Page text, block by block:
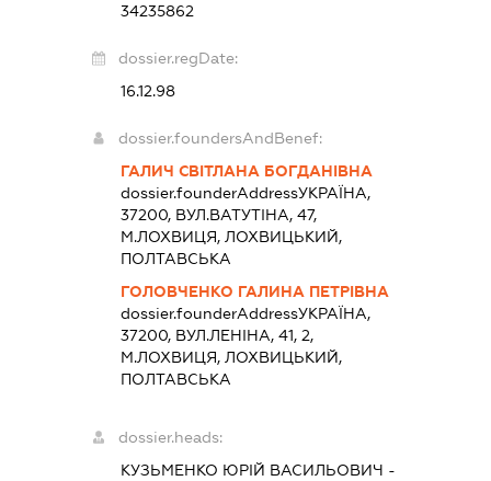
34235862
dossier.regDate:
16.12.98
dossier.foundersAndBenef:
ГАЛИЧ СВІТЛАНА БОГДАНІВНА
dossier.founderAddressУКРАЇНА,
37200, ВУЛ.ВАТУТІНА, 47,
М.ЛОХВИЦЯ, ЛОХВИЦЬКИЙ,
ПОЛТАВСЬКА
ГОЛОВЧЕНКО ГАЛИНА ПЕТРІВНА
dossier.founderAddressУКРАЇНА,
37200, ВУЛ.ЛЕНІНА, 41, 2,
М.ЛОХВИЦЯ, ЛОХВИЦЬКИЙ,
ПОЛТАВСЬКА
dossier.heads:
КУЗЬМЕНКО ЮРІЙ ВАСИЛЬОВИЧ -